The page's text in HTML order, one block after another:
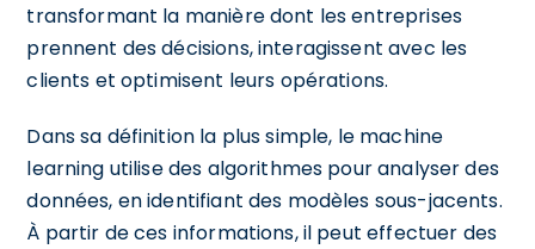
transformant la manière dont les entreprises
prennent des décisions, interagissent avec les
clients et optimisent leurs opérations.
Dans sa définition la plus simple, le machine
learning utilise des algorithmes pour analyser des
données, en identifiant des modèles sous-jacents.
À partir de ces informations, il peut effectuer des